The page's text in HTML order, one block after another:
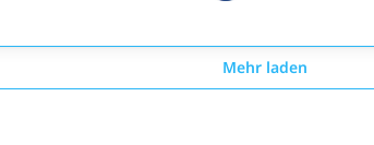
Mehr laden